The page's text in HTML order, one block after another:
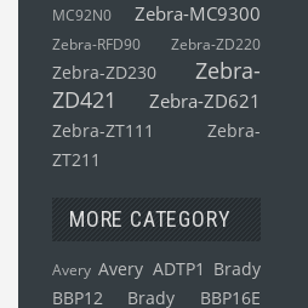
MC92N0
Zebra-MC9300
Zebra-RFD90 Zebra-ZD220
Zebra-ZD230
Zebra-
ZD421
Zebra-ZD621
Zebra-ZT111
Zebra-
ZT211
MORE CATEGORY
Avery Avery ADTP1
Brady
BBP12
Brady BBP16E